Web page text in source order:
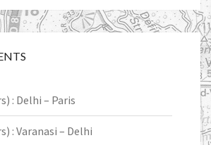
: Delhi – Paris
: Varanasi – Delhi